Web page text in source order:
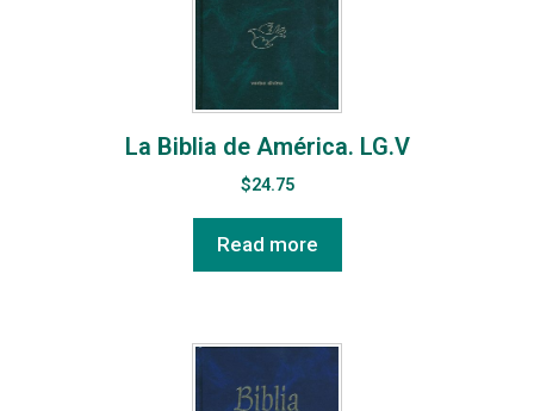
La Biblia de América. LG.V
$24.75
Read more